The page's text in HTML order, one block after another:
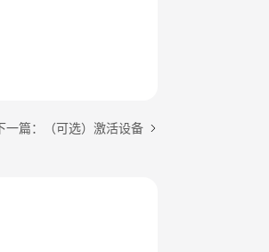
一篇：（可选）激活设备